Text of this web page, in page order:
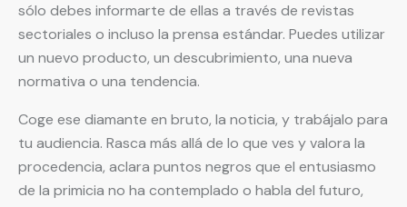
sólo debes informarte de ellas a través de revistas
sectoriales o incluso la prensa estándar. Puedes utilizar
un nuevo producto, un descubrimiento, una nueva
normativa o una tendencia.
Coge ese diamante en bruto, la noticia, y trabájalo para
tu audiencia. Rasca más allá de lo que ves y valora la
procedencia, aclara puntos negros que el entusiasmo
de la primicia no ha contemplado o habla del futuro,